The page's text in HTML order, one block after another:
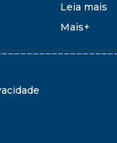
Leia mais
Mais+